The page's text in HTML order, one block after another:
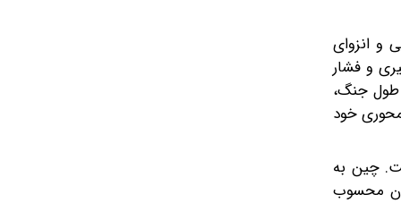
و انزوای
درگیری و فشار
طول جنگ،
خود
راهبردی متکی است. چین به
محسوب